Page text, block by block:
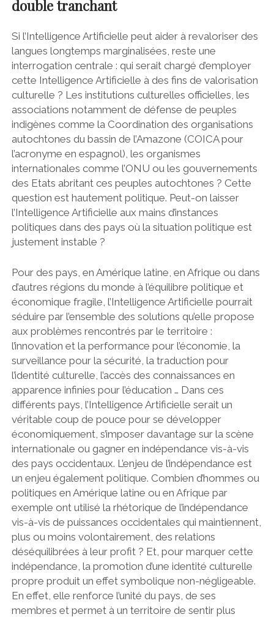
double tranchant
Si l’Intelligence Artificielle peut aider à revaloriser des
langues longtemps marginalisées, reste une
interrogation centrale : qui serait chargé d’employer
cette Intelligence Artificielle à des fins de valorisation
culturelle ? Les institutions culturelles officielles, les
associations notamment de défense de peuples
indigènes comme la Coordination des organisations
autochtones du bassin de l’Amazone (COICA pour
l’acronyme en espagnol), les organismes
internationales comme l’ONU ou les gouvernements
des Etats abritant ces peuples autochtones ? Cette
question est hautement politique. Peut-on laisser
l’Intelligence Artificielle aux mains d’instances
politiques dans des pays où la situation politique est
justement instable ?
Pour des pays, en Amérique latine, en Afrique ou dans
d’autres régions du monde à l’équilibre politique et
économique fragile, l’Intelligence Artificielle pourrait
séduire par l’ensemble des solutions qu’elle propose
aux problèmes rencontrés par le territoire :
l’innovation et la performance pour l’économie, la
surveillance pour la sécurité, la traduction pour
l’identité culturelle, l’accès des connaissances en
apparence infinies pour l’éducation … Dans ces
différents pays, l’Intelligence Artificielle serait un
véritable coup de pouce pour se développer
économiquement, s’imposer davantage sur la scène
internationale ou gagner en indépendance vis-à-vis
des pays occidentaux. L’enjeu de l’indépendance est
un enjeu également politique. Combien d’hommes ou
politiques en Amérique latine ou en Afrique par
exemple ont utilisé la rhétorique de l’indépendance
vis-à-vis de puissances occidentales qui maintiennent,
plus ou moins volontairement, des relations
déséquilibrées à leur profit ? Et, pour marquer cette
indépendance, la promotion d’une identité culturelle
propre produit un effet symbolique non-négligeable.
En effet, elle renforce l’unité du pays, de ses
membres et permet à un territoire de sentir plus